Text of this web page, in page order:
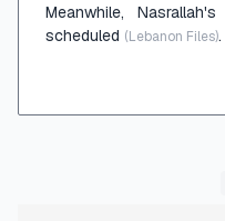
Meanwhile,
scheduled (Lebanon Files).